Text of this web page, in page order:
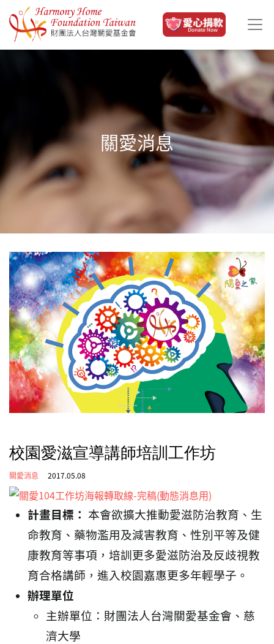
移至主內容
關愛消息
校園愛滋宣導講師培訓工作坊
關愛消息 2017.05.08
計畫目標： 本會欲擴大推動愛滋防治教育、生
命教育、藥物濫用及減害教育、性別平等及健
康教育等事項，培訓更多愛滋防治及反歧視教
育合格講師，進入校園嘉惠更多年輕學子。
辦理單位
主辦單位：財團法人台灣關愛基金會、慈
濟大學